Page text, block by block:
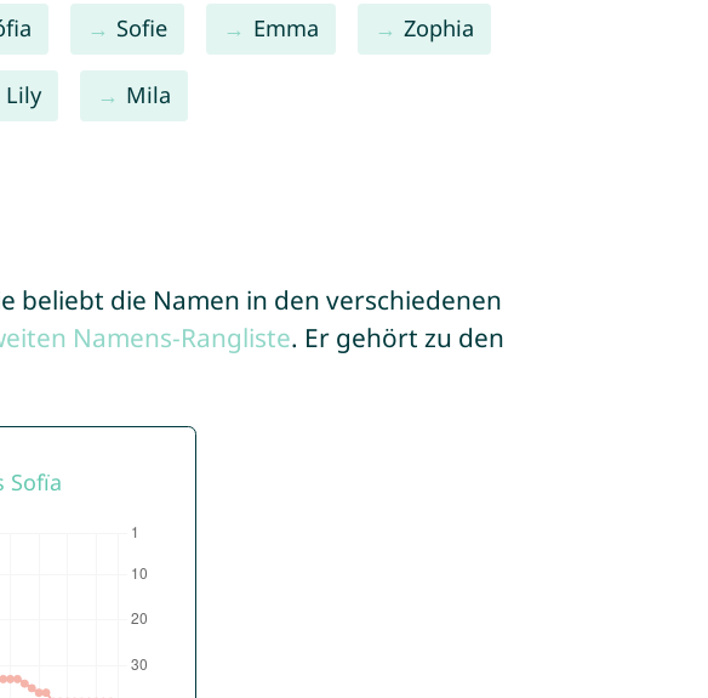
Sofie Emma Zophia
Lily Mila
beliebt die Namen in den verschiedenen
Namens-Rangliste. Er gehört zu den